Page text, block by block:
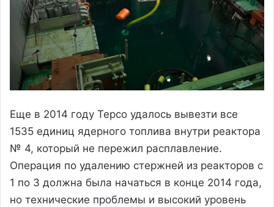
Еще в 2014 году Tepco удалось вывезти все
1535 единиц ядерного топлива внутри реактора
№ 4, который не пережил расплавление.
Операция по удалению стержней из реакторов с
1 по 3 должна была начаться в конце 2014 года,
но технические проблемы и высокий уровень